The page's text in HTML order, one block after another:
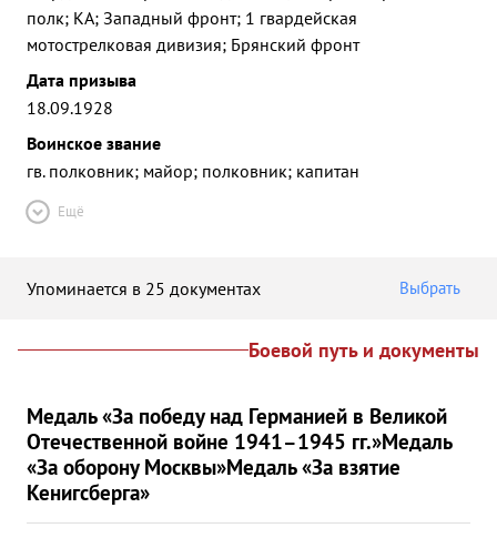
полк; КА; Западный фронт; 1 гвардейская
мотострелковая дивизия; Брянский фронт
Дата призыва
18.09.1928
Воинское звание
гв. полковник; майор; полковник; капитан
Ещё
Упоминается в 25 документах Выбрать
Боевой путь и документы
Медаль «За победу над Германией в Великой
Отечественной войне 1941–1945 гг.»Медаль
«За оборону Москвы»Медаль «За взятие
Кенигсберга»